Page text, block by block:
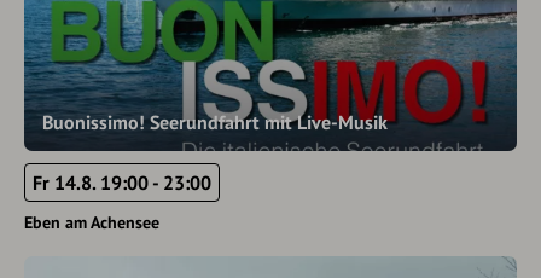
Buonissimo! Seerundfahrt mit Live-Musik
Fr 14.8. 19:00 - 23:00
Eben am Achensee